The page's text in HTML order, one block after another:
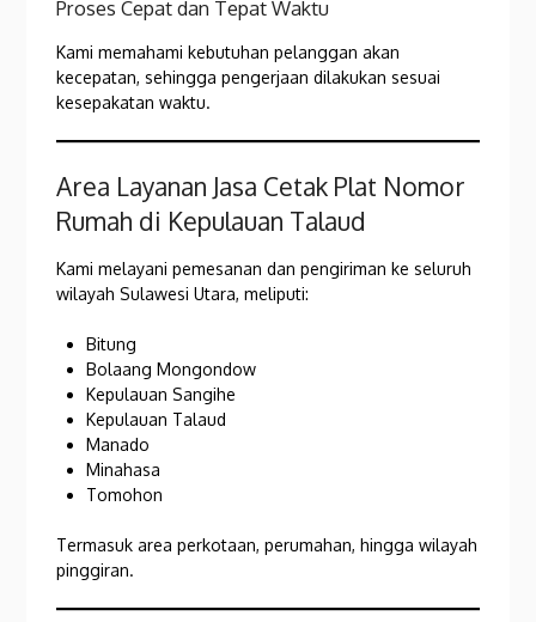
Proses Cepat dan Tepat Waktu
Kami memahami kebutuhan pelanggan akan
kecepatan, sehingga pengerjaan dilakukan sesuai
kesepakatan waktu.
Area Layanan Jasa Cetak Plat Nomor
Rumah di Kepulauan Talaud
Kami melayani pemesanan dan pengiriman ke seluruh
wilayah Sulawesi Utara, meliputi:
Bitung
Bolaang Mongondow
Kepulauan Sangihe
Kepulauan Talaud
Manado
Minahasa
Tomohon
Termasuk area perkotaan, perumahan, hingga wilayah
pinggiran.